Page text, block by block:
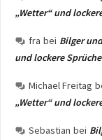
„Wetter“ und
fra bei Bilger
und lockere Sprüche
Michael Freitag
„Wetter“ und
Sebastian bei